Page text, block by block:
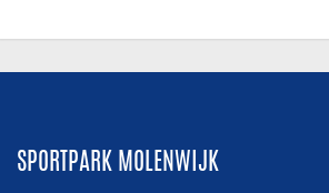
SPORTPARK MOLENWIJK